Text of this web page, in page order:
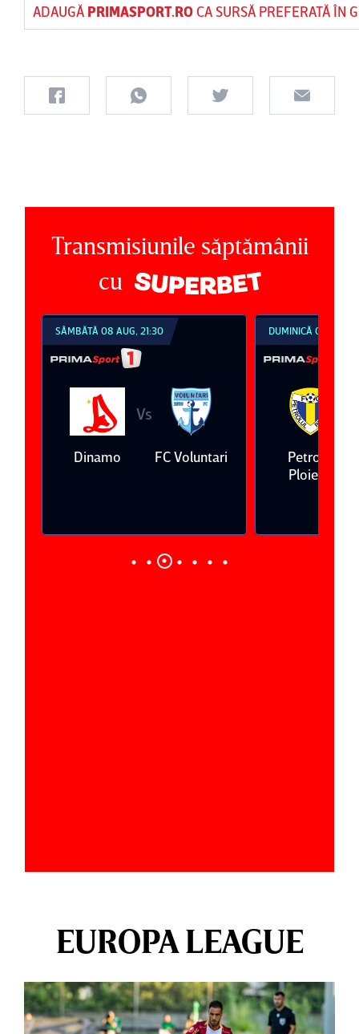
ADAUGĂ PRIMASPORT.ROCA SURSĂ PREFERATĂ ÎN
Transmisiunile săptămânii
cu
SÂMBĂTĂ 08 AUG, 21:30
Dinamo
Vs
FC Voluntari
DUMINICĂ 09 AUG,
Petrolul
Ploieşti
EUROPA LEAGUE